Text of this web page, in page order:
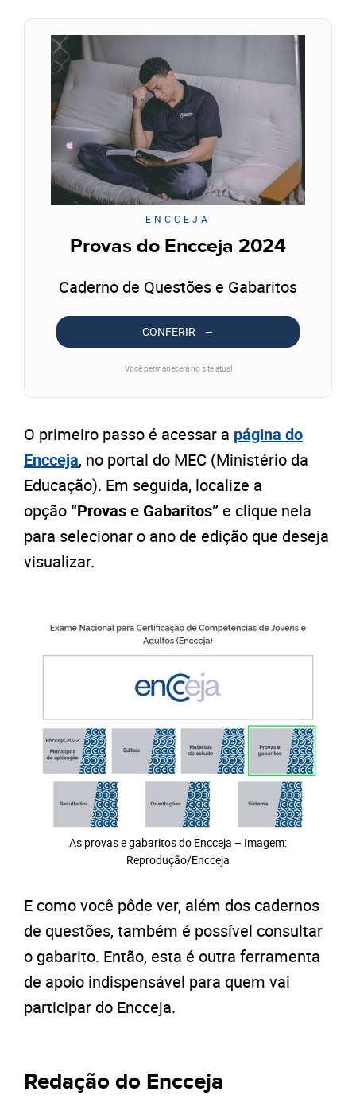
ENCCEJA
Provas do Encceja 2024
Caderno de Questões e Gabaritos
CONFERIR
Você permanecerá no site atual
O primeiro passo é acessar a página do
Encceja, no portal do MEC (Ministério da
Educação). Em seguida, localize a
opção “Provas e Gabaritos” e clique nela
para selecionar o ano de edição que deseja
visualizar.
As provas e gabaritos do Encceja – Imagem:
Reprodução/Encceja
E como você pôde ver, além dos cadernos
de questões, também é possível consultar
o gabarito. Então, esta é outra ferramenta
de apoio indispensável para quem vai
participar do Encceja.
Redação do Encceja